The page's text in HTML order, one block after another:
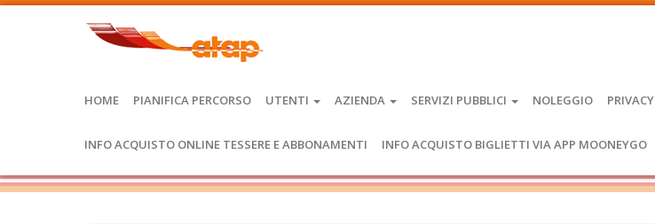
HOME PIANIFICA PERCORSO UTENTI AZIENDA SERVIZI PUBBLICI NOLEGGIO PRIVACY
INFO ACQUISTO ONLINE TESSERE E ABBONAMENTI INFO ACQUISTO BIGLIETTI VIA APP MOONEYGO